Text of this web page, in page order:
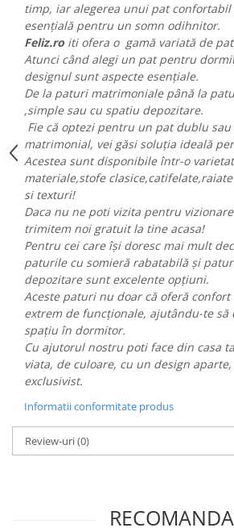
timp, iar alegerea unui pat confortabil
esențială pentru un somn odihnitor.
Feliz.ro iti ofera o gamă variată de
Atunci când alegi un pat pentru
designul sunt aspecte esențiale.
De la paturi matrimoniale până la
,simple sau cu spatiu depozitare.
Fie că optezi pentru un pat dublu
matrimonial, vei găsi soluția ideală
Acestea sunt disponibile într-o
materiale,stofe
si texturi!
Daca nu ne poti vizita pentru
trimitem noi gratuit la tine acasa!
Pentru cei care își doresc mai mult
paturile cu somieră rabatabilă și
depozitare sunt excelente opțiuni.
Aceste paturi nu doar că oferă
extrem de funcționale, ajutându-te să
spațiu în dormitor.
Cu ajutorul nostru poti face din casa
viata, de culoare, cu un design
exclusivist.
Informatii conformitate produs
Review-uri(0)